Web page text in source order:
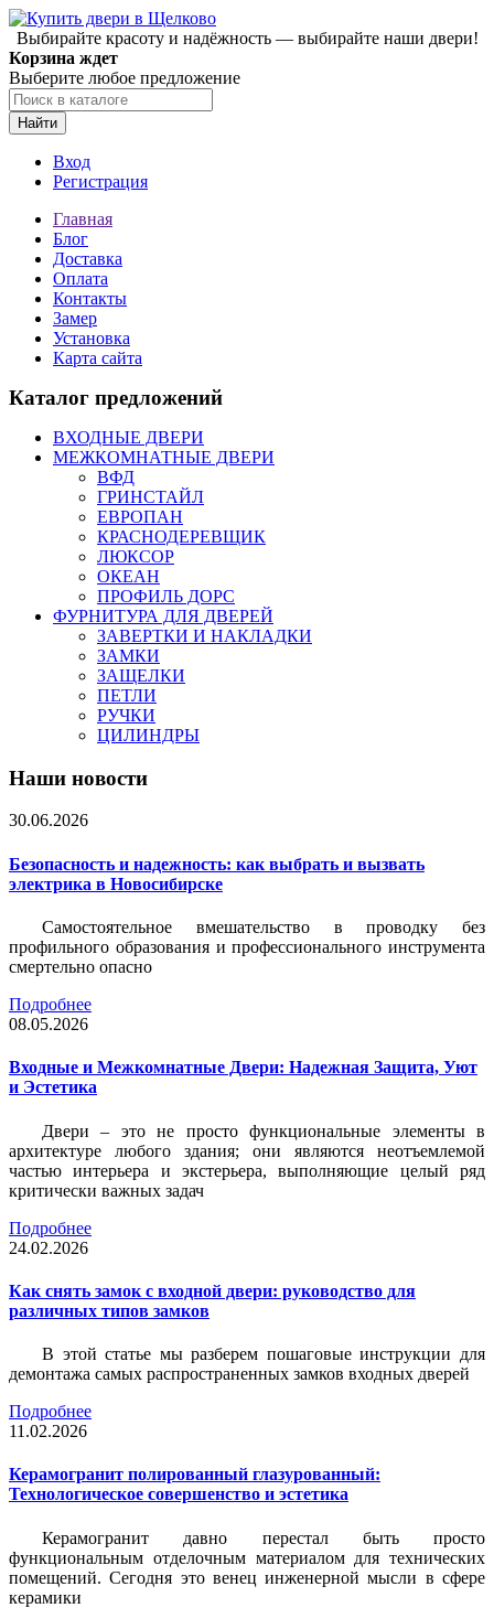
Выбирайте красоту и надёжность — выбирайте наши двери!
Корзина ждет
Выберите любое предложение
Найти
Вход
Регистрация
Главная
Блог
Доставка
Оплата
Контакты
Замер
Установка
Карта сайта
Каталог предложений
ВХОДНЫЕ ДВЕРИ
МЕЖКОМНАТНЫЕ ДВЕРИ
ВФД
ГРИНСТАЙЛ
ЕВРОПАН
КРАСНОДЕРЕВЩИК
ЛЮКСОР
ОКЕАН
ПРОФИЛЬ ДОРС
ФУРНИТУРА ДЛЯ ДВЕРЕЙ
ЗАВЕРТКИ И НАКЛАДКИ
ЗАМКИ
ЗАЩЕЛКИ
ПЕТЛИ
РУЧКИ
ЦИЛИНДРЫ
Наши новости
30.06.2026
Безопасность и надежность: как выбрать и вызвать
электрика в Новосибирске
Самостоятельное вмешательство в проводку без
профильного образования и профессионального инструмента
смертельно опасно
Подробнее
08.05.2026
Входные и Межкомнатные Двери: Надежная Защита, Уют
и Эстетика
Двери – это не просто функциональные элементы в
архитектуре любого здания; они являются неотъемлемой
частью интерьера и экстерьера, выполняющие целый ряд
критически важных задач
Подробнее
24.02.2026
Как снять замок с входной двери: руководство для
различных типов замков
В этой статье мы разберем пошаговые инструкции для
демонтажа самых распространенных замков входных дверей
Подробнее
11.02.2026
Керамогранит полированный глазурованный:
Технологическое совершенство и эстетика
Керамогранит давно перестал быть просто
функциональным отделочным материалом для технических
помещений. Сегодня это венец инженерной мысли в сфере
керамики